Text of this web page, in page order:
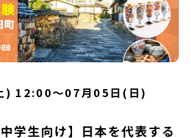
学 3つのワクワク🔥🔥 ①スマホじゃわからない
教科書を読むだけじゃわからない、その地域な
史を「五感」でフル体験！カヌーに乗ったり、
、本物の冒険が待っています！🔥 ②「初めまし
」に変わる！全国から「新しいことに挑戦した
変えたい！」と思っている同世代の中学生が大
一緒にご飯を食べて語り合えば、たった数日
🔥 ③宿泊費・体験費はなんと【無料】！親元
旅でも大丈夫。頼れるスタッフがしっかりサ
安全です！ーーーーーーーーーーーーーーー
📺 全体オンライン説明会（アーカイブ配信）
催された説明会の録画をご覧いただけます。こ
) 12:00〜07月05日(日)
学生向け】日本を代表する